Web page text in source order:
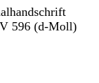
596 (d-Moll)